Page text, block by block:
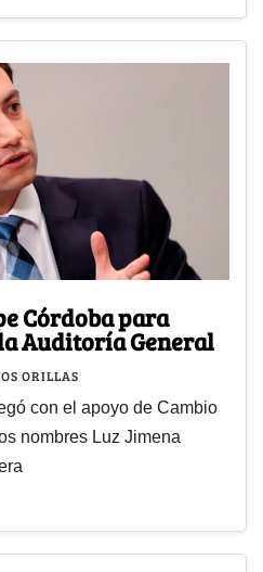
Córdoba para
Auditoría General
ORILLAS
con el apoyo de Cambio
nombres Luz Jimena